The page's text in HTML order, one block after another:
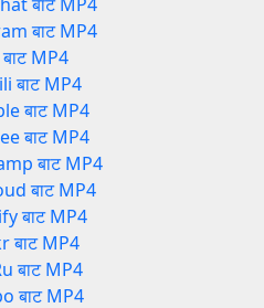
बाट MP4
MP4
बाट MP4
बाट MP4
बाट MP4
बाट MP4
बाट MP4
बाट MP4
बाट MP4
बाट MP4
बाट MP4